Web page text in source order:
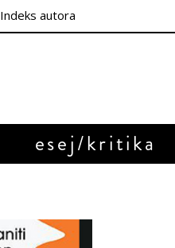
Indeks autora
esej/kritika